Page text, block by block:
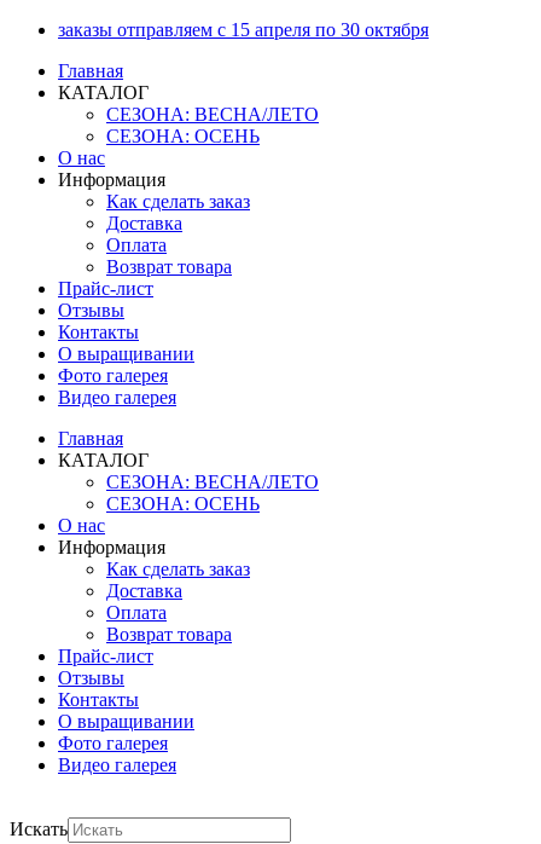
Перейти
содержимому
заказы отправляем с 15 апреля по 30 октября
Главная
КАТАЛОГ
СЕЗОНА: ВЕСНА/ЛЕТО
СЕЗОНА: ОСЕНЬ
О нас
Информация
Как сделать заказ
Доставка
Оплата
Возврат товара
Прайс-лист
Отзывы
Контакты
О выращивании
Фото галерея
Видео галерея
Главная
КАТАЛОГ
СЕЗОНА: ВЕСНА/ЛЕТО
СЕЗОНА: ОСЕНЬ
О нас
Информация
Как сделать заказ
Доставка
Оплата
Возврат товара
Прайс-лист
Отзывы
Контакты
О выращивании
Фото галерея
Видео галерея
Искать